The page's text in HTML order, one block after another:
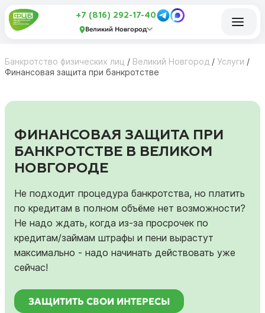
+7 (816) 292-17-40
Великий Новгород
Банкротство физических лиц / Великий Новгород / Услуги /
Финансовая защита при банкротстве
ФИНАНСОВАЯ ЗАЩИТА ПРИ
БАНКРОТСТВЕ В ВЕЛИКОМ
НОВГОРОДЕ
Не подходит процедура банкротства, но платить
по кредитам в полном объёме нет возможности?
Не надо ждать, когда из-за просрочек по
кредитам/займам штрафы и пени вырастут
максимально - надо начинать действовать уже
сейчас!
ЗАЩИТИТЬ СВОИ ИНТЕРЕСЫ